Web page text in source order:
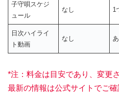
子守唄スケジ
ュール
なし 1
日次ハイライ
ト動画
なし
*注：料金は目安であり、変更
最新の情報は公式サイトでご